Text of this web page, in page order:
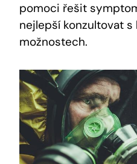
pomoci řešit
nejlepší konzultovat
možnostech.